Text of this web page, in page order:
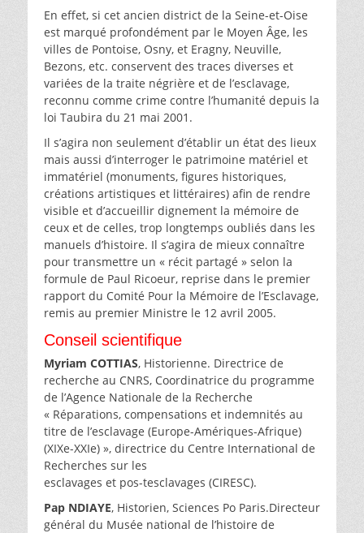
En effet, si cet ancien district de la Seine-et-Oise
est marqué profondément par le Moyen Âge, les
villes de Pontoise, Osny, et Eragny, Neuville,
Bezons, etc. conservent des traces diverses et
variées de la traite négrière et de l’esclavage,
reconnu comme crime contre l’humanité depuis la
loi Taubira du 21 mai 2001.
Il s’agira non seulement d’établir un état des lieux
mais aussi d’interroger le patrimoine matériel et
immatériel (monuments, figures historiques,
créations artistiques et littéraires) afin de rendre
visible et d’accueillir dignement la mémoire de
ceux et de celles, trop longtemps oubliés dans les
manuels d’histoire. Il s’agira de mieux connaître
pour transmettre un « récit partagé » selon la
formule de Paul Ricoeur, reprise dans le premier
rapport du Comité Pour la Mémoire de l’Esclavage,
remis au premier Ministre le 12 avril 2005.
Conseil scientifique
Myriam COTTIAS, Historienne. Directrice de
recherche au CNRS, Coordinatrice du programme
de l’Agence Nationale de la Recherche
« Réparations, compensations et indemnités au
titre de l’esclavage (Europe-Amériques-Afrique)
(XIXe-XXIe) », directrice du Centre International de
Recherches sur les
esclavages et pos-tesclavages (CIRESC).
Pap NDIAYE, Historien, Sciences Po Paris.Directeur
général du Musée national de l’histoire de